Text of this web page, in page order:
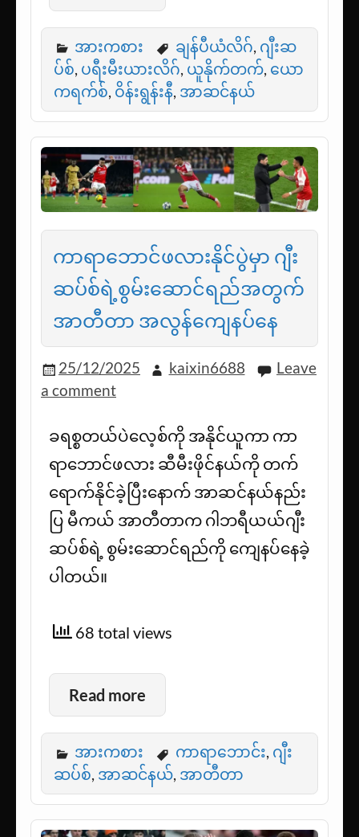
အားကစား ချန်ပီယံလိဂ်, ဂျီးဆ
ပ်စ်, ပရီးမီးယားလိဂ်, ယူနိုက်တက်, ယော
ကရက်စ်, ဝိန်းရွန်းနီ, အာဆင်နယ်
ကာရာဘောင်ဖလားနိုင်ပွဲမှာ ဂျီး
ဆပ်စ်ရဲ့စွမ်းဆောင်ရည်အတွက်
အာတီတာ အလွန်ကျေနပ်နေ
25/12/2025 kaixin6688
Leave
a comment
ခရစ္စတယ်ပဲလေ့စ်ကို အနိုင်ယူကာ ကာ
ရာဘောင်ဖလား ဆီမီးဖိုင်နယ်ကို တက်
ရောက်နိုင်ခဲ့ပြီးနောက် အာဆင်နယ်နည်း
ပြ မီကယ် အာတီတာက ဂါဘရီယယ်ဂျီး
ဆပ်စ်ရဲ့ စွမ်းဆောင်ရည်ကို ကျေနပ်နေခဲ့
ပါတယ်။
68 total views
Read more
အားကစား ကာရာဘောင်း, ဂျီး
ဆပ်စ်, အာဆင်နယ်, အာတီတာ